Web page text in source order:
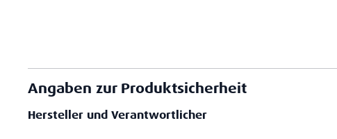
Angaben zur Produktsicherheit
Hersteller und Verantwortlicher